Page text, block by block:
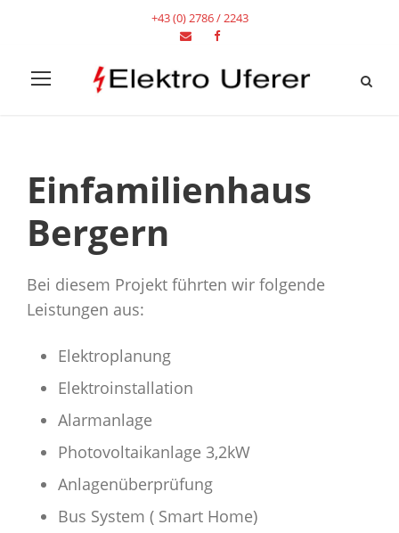
+43 (0) 2786 / 2243
Einfamilienhaus
Bergern
Bei diesem Projekt führten wir folgende
Leistungen aus:
Elektroplanung
Elektroinstallation
Alarmanlage
Photovoltaikanlage 3,2kW
Anlagenüberprüfung
Bus System ( Smart Home)